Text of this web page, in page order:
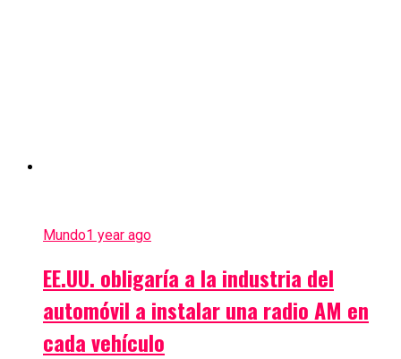
Mundo1 year ago
EE.UU. obligaría a la industria del
automóvil a instalar una radio AM en
cada vehículo